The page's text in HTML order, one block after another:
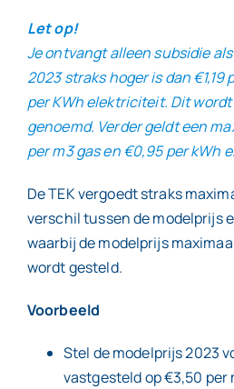
Let op!
Je ontvangt alleen subsidie
2023 straks hoger is dan €1,19
per KWh elektriciteit. Dit
genoemd. Verder geldt een
per m3 gas en €0,95 per kWh
De TEK vergoedt straks
verschil tussen de modelprijs
waarbij de modelprijs
wordt gesteld.
Voorbeeld
Stel de modelprijs 2023
vastgesteld op €3,50 per